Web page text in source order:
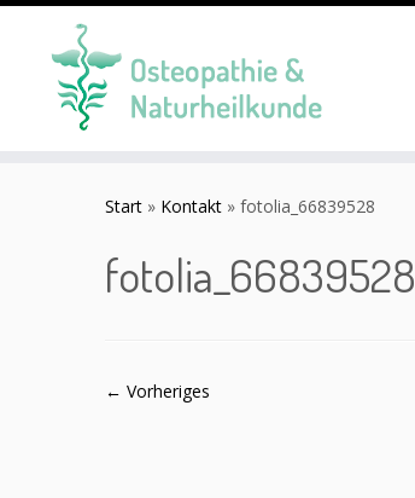
Start » Kontakt » fotolia_66839528
fotolia_66839528
← Vorheriges